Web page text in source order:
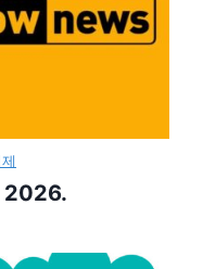
2026.